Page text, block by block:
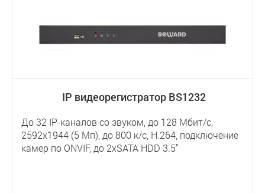
IP видеорегистратор BS1232
До 32 IP-каналов со звуком, до 128 Мбит/с,
2592х1944 (5 Мп), до 800 к/с, Н.264, подключение
камер по ONVIF, до 2хSATA HDD 3.5''